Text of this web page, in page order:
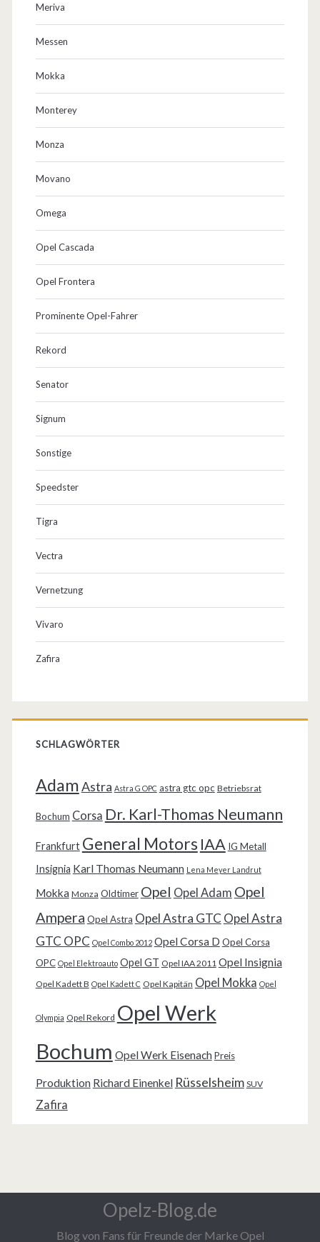
Meriva
Messen
Mokka
Monterey
Monza
Movano
Omega
Opel Cascada
Opel Frontera
Prominente Opel-Fahrer
Rekord
Senator
Signum
Sonstige
Speedster
Tigra
Vectra
Vernetzung
Vivaro
Zafira
SCHLAGWÖRTER
AdamAstra Astra G OPC astra gtc opc Betriebsrat
Bochum Corsa Dr. Karl-Thomas Neumann
Frankfurt General Motors IAA IG Metall
Insignia Karl Thomas Neumann Lena Meyer Landrut
Mokka Monza Oldtimer Opel Opel Adam Opel
Ampera Opel Astra Opel Astra GTC Opel Astra
GTC OPC Opel Combo 2012 Opel Corsa D Opel Corsa
OPC Opel Elektroauto Opel GT Opel IAA 2011 Opel Insignia
Opel Kadett B Opel Kadett C Opel Kapitän Opel Mokka Opel
Olympia Opel Rekord Opel Werk
Bochum Opel Werk Eisenach Preis
Produktion Richard Einenkel Rüsselsheim SUV
Zafira
Opelz-Blog.de
Blog von Fans für Freunde der Marke Opel